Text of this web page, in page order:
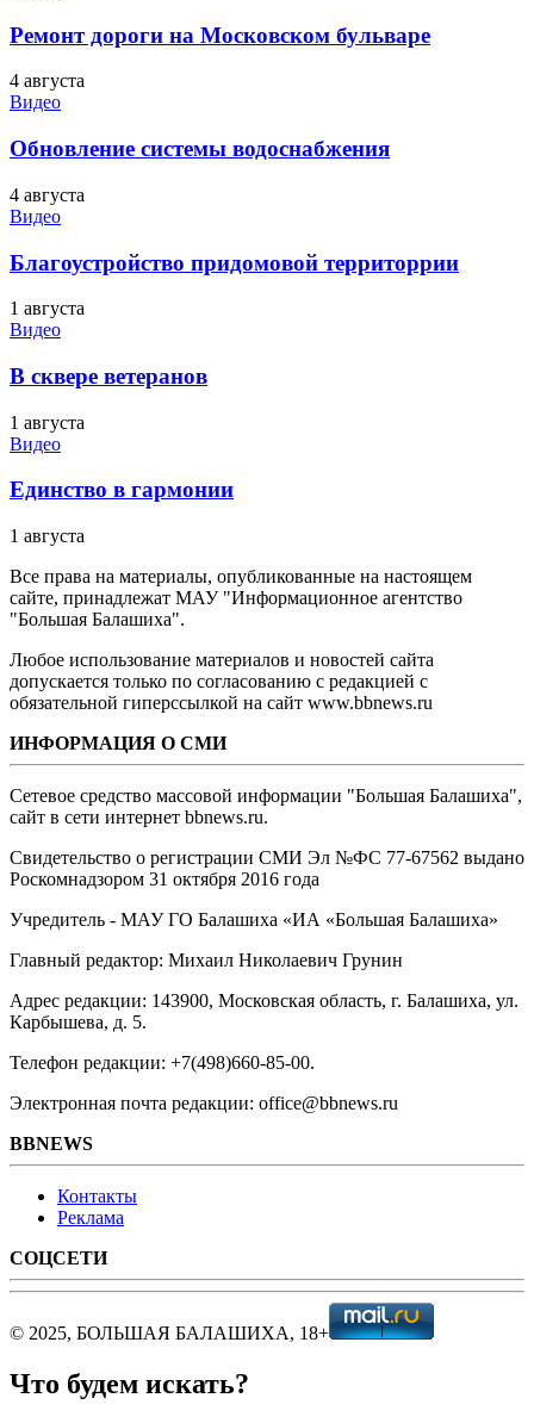
Ремонт дороги на Московском бульваре
4 августа
Видео
Обновление системы водоснабжения
4 августа
Видео
Благоустройство придомовой территоррии
1 августа
Видео
В сквере ветеранов
1 августа
Видео
Единство в гармонии
1 августа
Все права на материалы, опубликованные на настоящем
сайте, принадлежат МАУ "Информационное агентство
"Большая Балашиха".
Любое использование материалов и новостей сайта
допускается только по согласованию с редакцией с
обязательной гиперссылкой на сайт www.bbnews.ru
ИНФОРМАЦИЯ О СМИ
Сетевое средство массовой информации "Большая Балашиха",
сайт в сети интернет bbnews.ru.
Свидетельство о регистрации СМИ Эл №ФС ‎77-67562 выдано
Роскомнадзором 31 октября 2016 года
Учредитель - МАУ ГО Балашиха «ИА «Большая Балашиха»
Главный редактор: Михаил Николаевич Грунин
Адрес редакции: 143900, Московская область, г. Балашиха, ул.
Карбышева, д. 5.
Телефон редакции: +7(498)660-85-00.
Электронная почта редакции: office@bbnews.ru
BBNEWS
Контакты
Реклама
СОЦСЕТИ
© 2025, БОЛЬШАЯ БАЛАШИХА, 18+
Что будем искать?